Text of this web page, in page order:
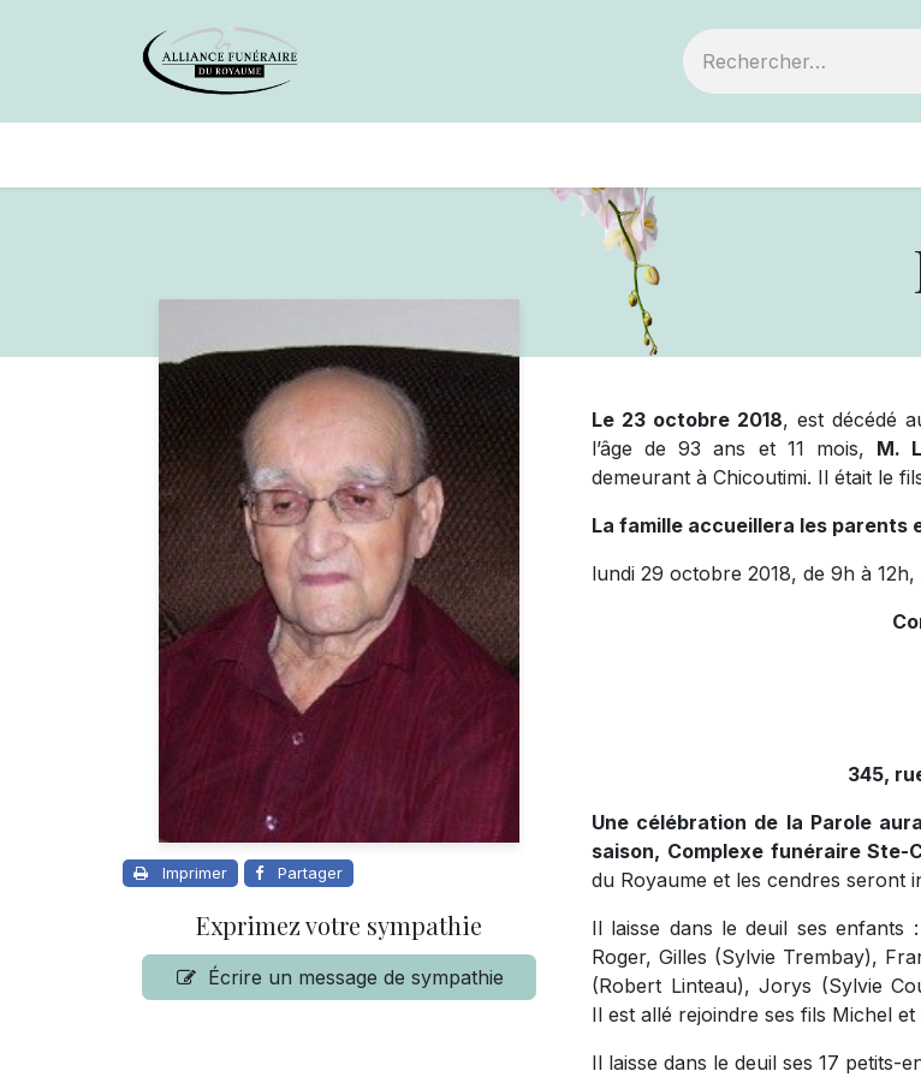
Imprimer Partager
Exprimez votre sympathie
Écrire un message de sympathie
Le 23 octobre 2018, est décédé
l’âge de 93 ans et 11 mois, M.
demeurant à Chicoutimi. Il était le
La famille accueillera les parents
lundi 29 octobre 2018, de 9h à 12h,
345,
Une célébration de la Parole
saison, Complexe funéraire Ste-
du Royaume et les cendres seront
Il laisse dans le deuil ses enfants
Roger, Gilles (Sylvie Trembay),
(Robert Linteau), Jorys (Sylvie
Il est allé rejoindre ses fils Michel
Il laisse dans le deuil ses 17 petits-